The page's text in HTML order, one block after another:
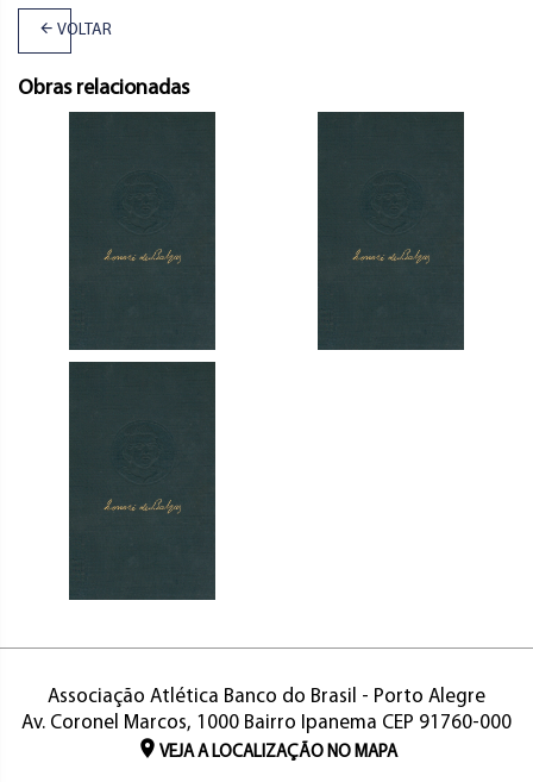
VOLTAR
Obras relacionadas
Associação Atlética Banco do Brasil - Porto Alegre
Av. Coronel Marcos, 1000 Bairro Ipanema CEP 91760-000
VEJA A LOCALIZAÇÃO NO MAPA